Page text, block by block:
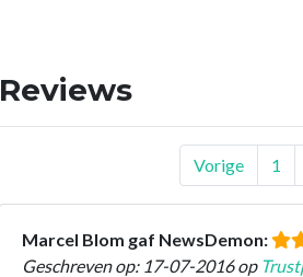
Reviews
Vorige 1
Marcel Blom gaf NewsDemon:
Geschreven op: 17-07-2016 op